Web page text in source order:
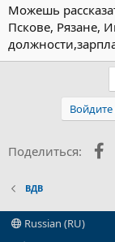
Можешь
Пскове, Рязане,
Войдите
Поделиться:
ВДВ
Russian (RU)